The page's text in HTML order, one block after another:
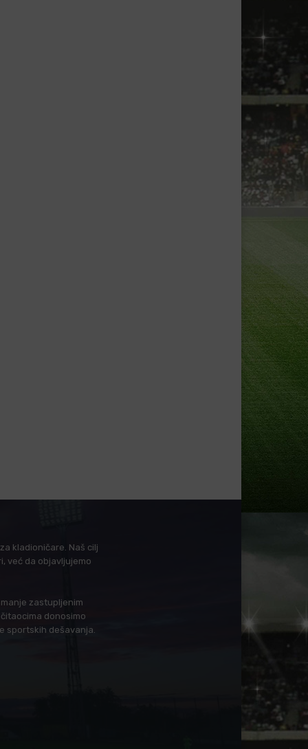
kladioničare. Naš cilj
već da objavljujemo
zastupljenim
donosimo
sportskih dešavanja.